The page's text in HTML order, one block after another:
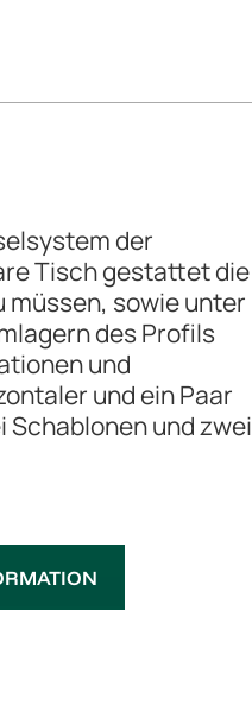
der
Tisch gestattet die
müssen, sowie unter
des Profils
und
und ein Paar
und zwei